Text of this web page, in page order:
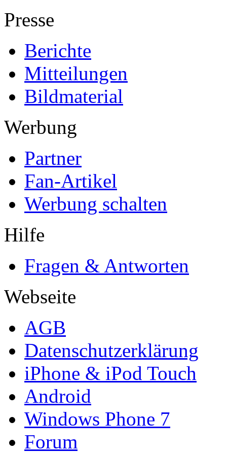
Presse
Berichte
Mitteilungen
Bildmaterial
Werbung
Partner
Fan-Artikel
Werbung schalten
Hilfe
Fragen & Antworten
Webseite
AGB
Datenschutzerklärung
iPhone & iPod Touch
Android
Windows Phone 7
Forum